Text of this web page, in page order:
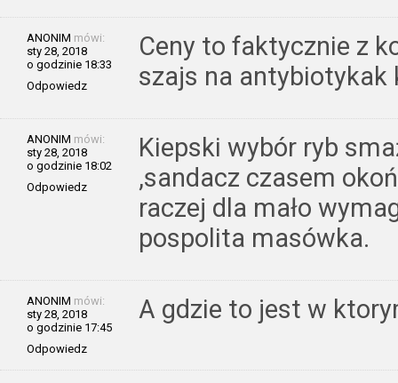
ANONIM mówi:
sty 28, 2018
o godzinie 18:33
Odpowiedz
Ceny to faktycznie z
szajs na antybiotykak
ANONIM mówi:
sty 28, 2018
o godzinie 18:02
Odpowiedz
Kiepski wybór ryb
,sandacz czasem
raczej dla mało
pospolita masówka.
ANONIM mówi:
sty 28, 2018
o godzinie 17:45
Odpowiedz
A gdzie to jest w